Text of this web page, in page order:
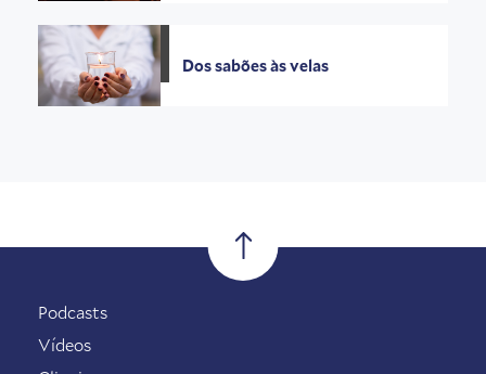
Dos sabões às velas
Podcasts
Vídeos